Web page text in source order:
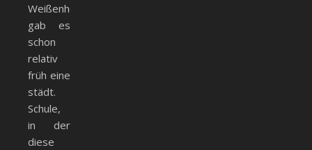
Weißenhorn
gab es
schon
relativ
früh eine
städt.
Schule,
in der
diese